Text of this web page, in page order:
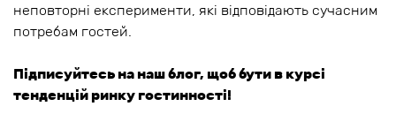
неповторні експерименти, які відповідають сучасним
потребам гостей.
Підписуйтесь на наш блог, щоб бути в курсі
тенденцій ринку гостинності!